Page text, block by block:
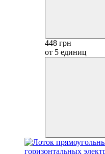
448 грн
от 5 единиц